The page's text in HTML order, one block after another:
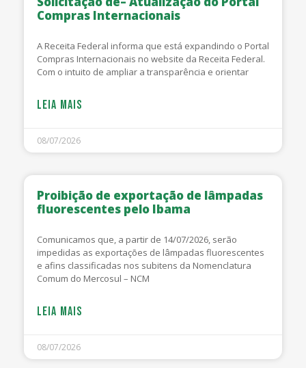
Compras Internacionais
A Receita Federal informa que está expandindo o Portal
Compras Internacionais no website da Receita Federal.
Com o intuito de ampliar a transparência e orientar
LEIA MAIS
08/07/2026
Proibição de exportação de lâmpadas
fluorescentes pelo Ibama
Comunicamos que, a partir de 14/07/2026, serão
impedidas as exportações de lâmpadas fluorescentes
e afins classificadas nos subitens da Nomenclatura
Comum do Mercosul – NCM
LEIA MAIS
08/07/2026